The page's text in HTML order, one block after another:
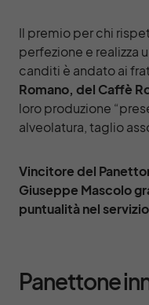
Il premio per chi
perfezione e realizza
canditi è andato ai
Romano, del Caffè
loro produzione
alveolatura, taglio
Vincitore del
Giuseppe Mascolo
puntualità nel
Panettone